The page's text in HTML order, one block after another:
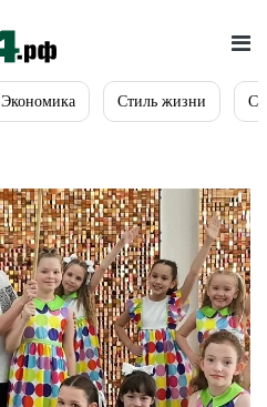
Экономика Стиль жизни